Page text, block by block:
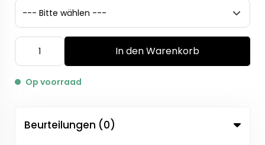
In den Warenkorb
Op voorraad
Beurteilungen (0)